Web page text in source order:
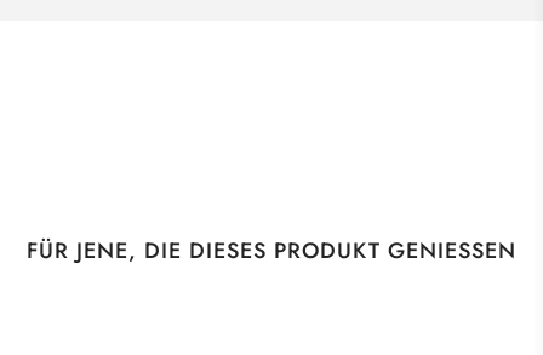
FÜR JENE, DIE DIESES PRODUKT GENIESSEN